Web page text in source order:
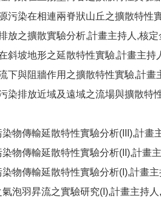
染在相連兩脊狀山丘之擴散特性
放之擴散實驗分析,計畫主持人,核
斜坡地形之延散特性實驗,計畫主持
下與阻牆作用之擴散特性實驗,計
排放近域及遠域之流場與擴散特
物傳輸延散特性實驗分析(III),計畫
物傳輸延散特性實驗分析(II),計畫
物傳輸延散特性實驗分析(I),計畫
泡羽昇流之實驗研究(I),計畫主持